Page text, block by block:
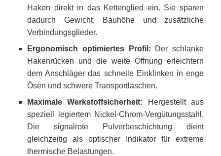
Haken direkt in das Kettenglied ein. Sie sparen
dadurch Gewicht, Bauhöhe und zusätzliche
Verbindungsglieder.
Ergonomisch optimiertes Profil: Der schlanke
Hakenrücken und die weite Öffnung erleichtern
dem Anschläger das schnelle Einklinken in enge
Ösen und schwere Transportlaschen.
Maximale Werkstoffsicherheit: Hergestellt aus
speziell legiertem Nickel-Chrom-Vergütungsstahl.
Die signalrote Pulverbeschichtung dient
gleichzeitig als optischer Indikator für extreme
thermische Belastungen.